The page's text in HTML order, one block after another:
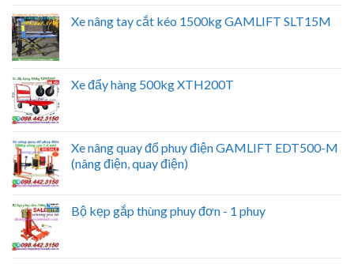
Xe nâng tay cắt kéo 1500kg GAMLIFT SLT15M
Xe đẩy hàng 500kg XTH200T
Xe nâng quay đổ phuy điện GAMLIFT EDT500-M
(nâng điện, quay điện)
Bộ kẹp gắp thùng phuy đơn - 1 phuy